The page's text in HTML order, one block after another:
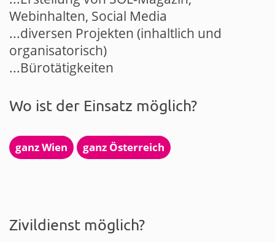
Webinhalten, Social Media
...diversen Projekten (inhaltlich und
organisatorisch)
...Bürotätigkeiten
Wo ist der Einsatz möglich?
ganz Wien ganz Österreich
Zivildienst möglich?